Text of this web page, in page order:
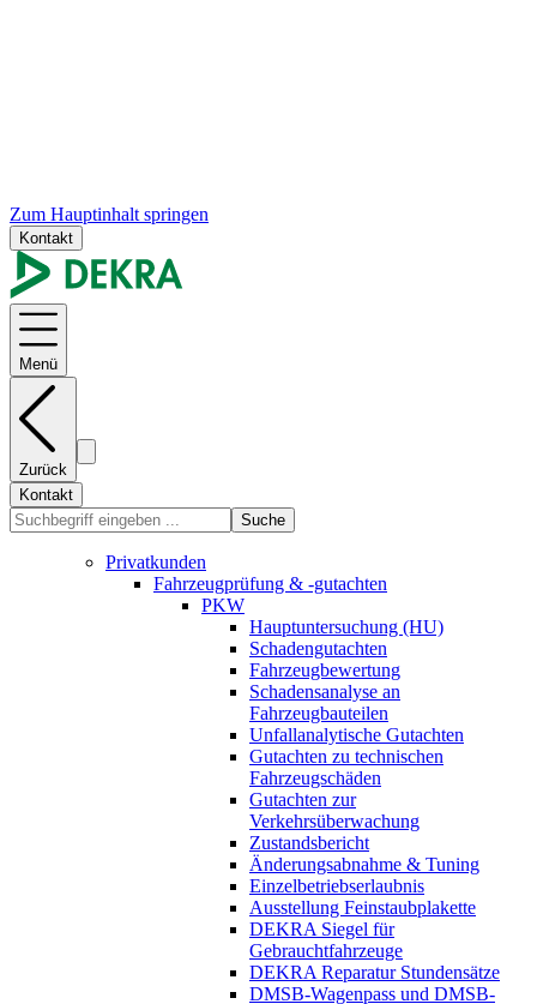
Zum Hauptinhalt springen
Kontakt
Menü
Zurück
Kontakt
Suche
Privatkunden
Fahrzeugprüfung & -gutachten
PKW
Hauptuntersuchung (HU)
Schadengutachten
Fahrzeugbewertung
Schadensanalyse an
Fahrzeugbauteilen
Unfallanalytische Gutachten
Gutachten zu technischen
Fahrzeugschäden
Gutachten zur
Verkehrsüberwachung
Zustandsbericht
Änderungsabnahme & Tuning
Einzelbetriebserlaubnis
Ausstellung Feinstaubplakette
DEKRA Siegel für
Gebrauchtfahrzeuge
DEKRA Reparatur Stundensätze
DMSB-Wagenpass und DMSB-